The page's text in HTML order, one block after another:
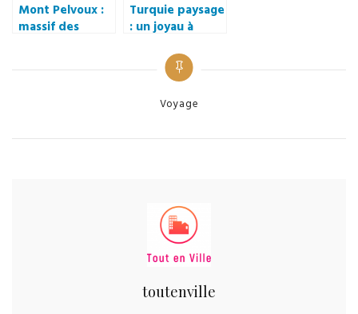
Mont Pelvoux :
massif des
Turquie paysage
: un joyau à
les forêts
majestueuses
KaçkarCategories
Voyage
toutenville